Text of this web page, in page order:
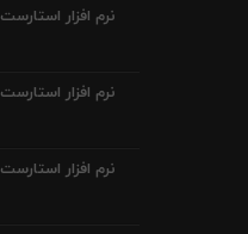
نرم افزار استارست 2000 هایپر
نرم افزار استارست 60000
نرم افزار استارست 65000